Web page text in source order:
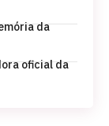
da
oficial da